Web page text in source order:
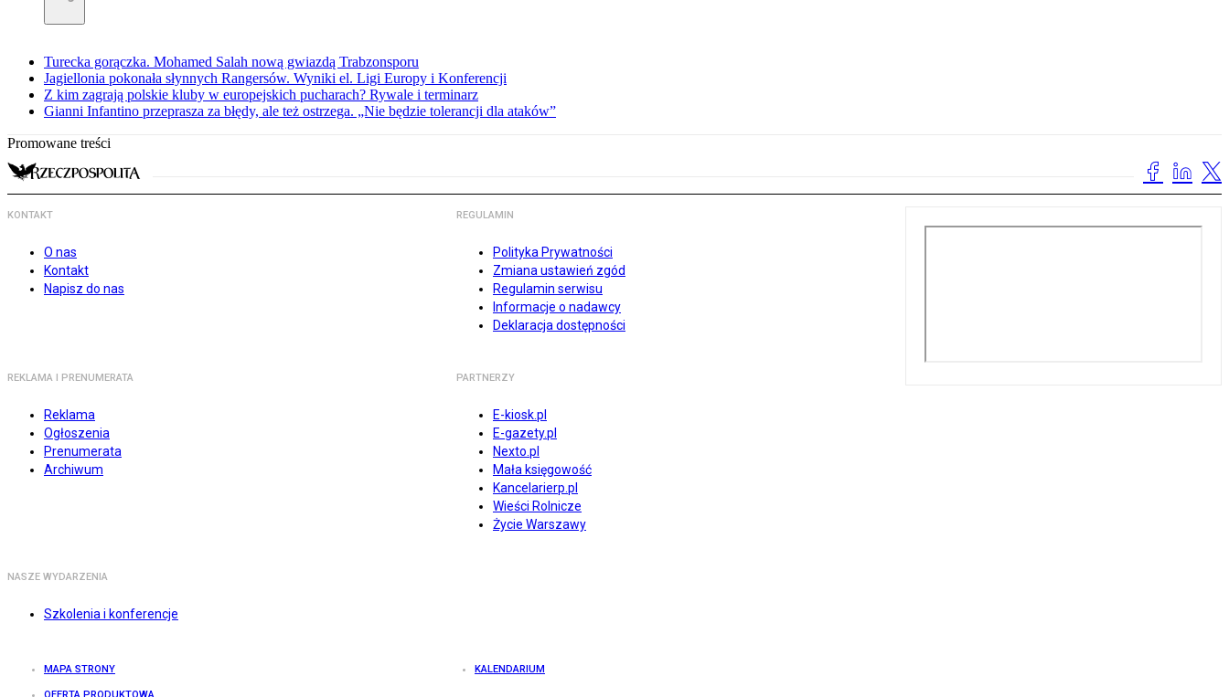
Turecka gorączka. Mohamed Salah nową gwiazdą Trabzonsporu
Jagiellonia pokonała słynnych Rangersów. Wyniki el. Ligi Europy i Konferencji
Z kim zagrają polskie kluby w europejskich pucharach? Rywale i terminarz
Gianni Infantino przeprasza za błędy, ale też ostrzega. „Nie będzie tolerancji dla ataków”
Promowane treści
KONTAKT
O nas
Kontakt
Napisz do nas
REGULAMIN
Polityka Prywatności
Zmiana ustawień zgód
Regulamin serwisu
Informacje o nadawcy
Deklaracja dostępności
REKLAMA I PRENUMERATA
Reklama
Ogłoszenia
Prenumerata
Archiwum
PARTNERZY
E-kiosk.pl
E-gazety.pl
Nexto.pl
Mała księgowość
Kancelarierp.pl
Wieści Rolnicze
Życie Warszawy
NASZE WYDARZENIA
Szkolenia i konferencje
MAPA STRONY KALENDARIUM